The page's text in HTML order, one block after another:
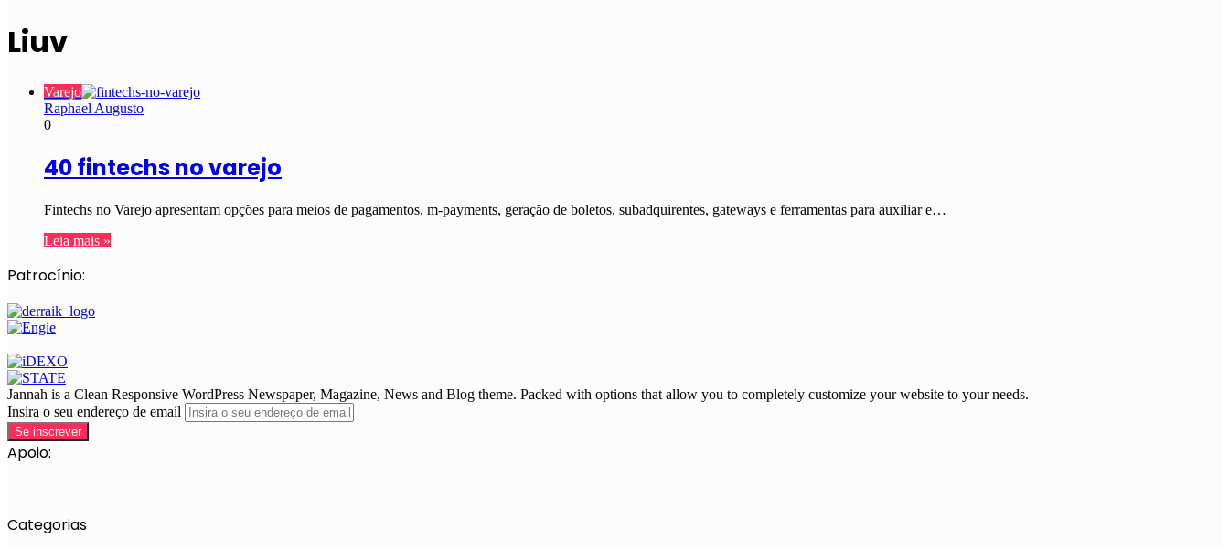
Liuv
Varejo
Raphael Augusto
0
40 fintechs no varejo
Fintechs no Varejo apresentam opções para meios de pagamentos, m-payments, geração de boletos, subadquirentes, gateways e ferramentas para auxiliar e…
Leia mais »
Patrocínio:
Jannah is a Clean Responsive WordPress Newspaper, Magazine, News and Blog theme. Packed with options that allow you to completely customize your website to your needs.
Insira o seu endereço de email
Apoio:
Categorias